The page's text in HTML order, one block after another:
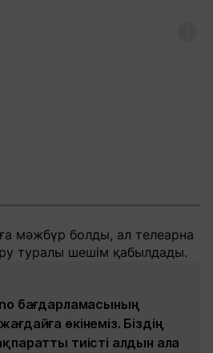
мәжбүр болды, ал телеарна
туралы шешім қабылдады.
бағдарламасының
өкінеміз. Біздің
тиісті алдын ала